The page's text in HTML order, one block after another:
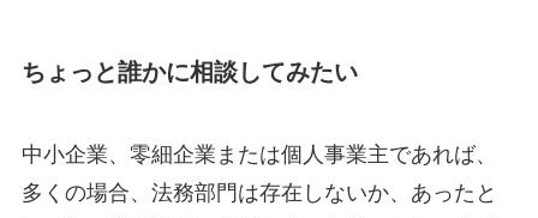
ちょっと誰かに相談してみたい
中小企業、零細企業または個人事業主であれば、
多くの場合、法務部門は存在しないか、あったと